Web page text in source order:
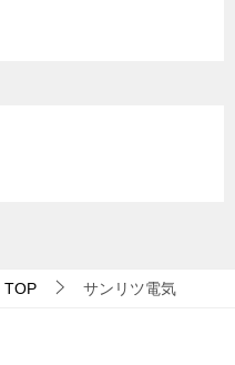
TOP サンリツ電気